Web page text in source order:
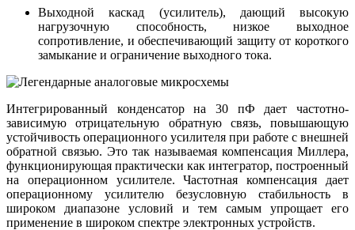
Выходной каскад (усилитель), дающий высокую
нагрузочную способность, низкое выходное
сопротивление, и обеспечивающий защиту от короткого
замыкание и ограничение выходного тока.
Интегрированный конденсатор на 30 пФ дает частотно-
зависимую отрицательную обратную связь, повышающую
устойчивость операционного усилителя при работе с внешней
обратной связью. Это так называемая компенсация Миллера,
функционирующая практически как интегратор, построенный
на операционном усилителе. Частотная компенсация дает
операционному усилителю безусловную стабильность в
широком диапазоне условий и тем самым упрощает его
применение в широком спектре электронных устройств.